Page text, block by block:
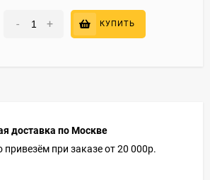
- + КУПИТЬ
доставка по Москве
привезём при заказе от 20 000р.